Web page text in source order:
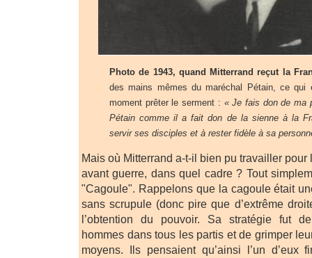
Photo de 1943, quand Mitterrand reçut la
des mains mêmes du maréchal Pétain, ce
moment prêter le serment : « Je fais don de ma
Pétain comme il a fait don de la sienne à la
servir ses disciples et à rester fidèle à sa
Mais où Mitterrand a-t-il bien pu travailler
avant guerre, dans quel cadre ? Tout
"Cagoule". Rappelons que la cagoule était
sans scrupule (donc pire que d’extrême
l’obtention du pouvoir. Sa stratégie fut
hommes dans tous les partis et de grimper
moyens. Ils pensaient qu’ainsi l’un d’eux